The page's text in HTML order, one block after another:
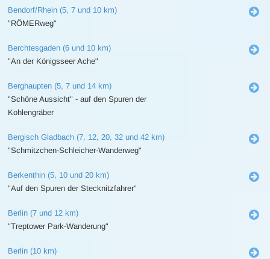
Bendorf/Rhein (5, 7 und 10 km)
"RÖMERweg"
Berchtesgaden (6 und 10 km)
"An der Königsseer Ache"
Berghaupten (5, 7 und 14 km)
"Schöne Aussicht" - auf den Spuren der
Kohlengräber
Bergisch Gladbach (7, 12, 20, 32 und 42 km)
"Schmitzchen-Schleicher-Wanderweg"
Berkenthin (5, 10 und 20 km)
"Auf den Spuren der Stecknitzfahrer"
Berlin (7 und 12 km)
"Treptower Park-Wanderung"
Berlin (10 km)